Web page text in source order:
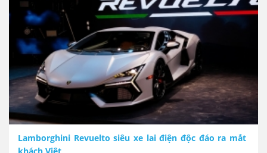
Lamborghini Revuelto siêu xe lai điện độc đáo ra mắt